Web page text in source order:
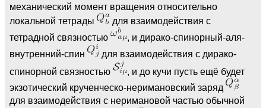
механический момент вращения относительно
локальной тетрады
для взаимодействия с
тетрадной связностью
, и дирако-спинорный-аля-
внутренний-спин
для взаимодействия с дирако-
спинорной связностью
, и до кучи пусть ещё будет
экзотический крученческо-неримановский заряд
для взаимодействия с неримановой частью обычной